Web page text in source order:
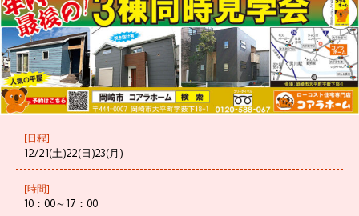
[日程]
12/21(土)22(日)23(月)
[時間]
10：00～17：00